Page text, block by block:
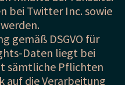
bei Twitter Inc. sowie
gemäß DSGVO für
Daten liegt bei
sämtliche Pflichten
auf die Verarbeitung